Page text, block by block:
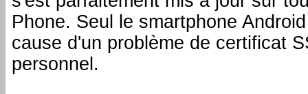
Phone. Seul le smartphone
cause d'un problème de certificat
personnel.